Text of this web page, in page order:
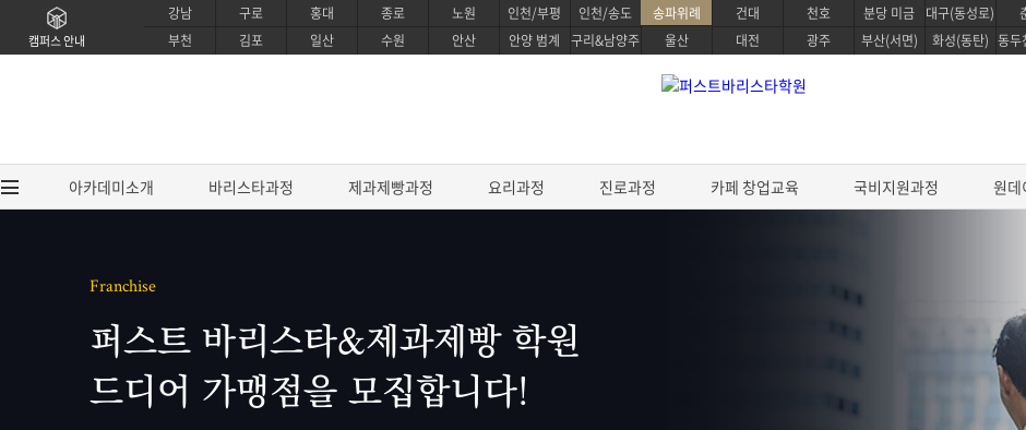
캠퍼스 안내
강남 홍대
구로 종로 건대 천호
노원 인천/송도 송파위례 분당 미금
인천/부평
부천
김포 일산 수원 안산 안양 범계 구리&남양주 울산 대전 광주 부산(서면) 화성(동탄)
대구(동성로)
동두
아카데미소개
브랜드소개
CI소개
강사소개
바리스타과정
EUCA 바리스타 스킬
EUCA 라떼아트 디자인
EUCA 센서리 커핑&테이스팅
전통일본요리 프로
아카데미소개 바리스타과정 제과제빵과정 요리과정 진로과정 카페 창업교육 국비지원과정 원데
Franchise
퍼스트 바리스타&제과제빵 학원
드디어 가맹점을 모집합니다!